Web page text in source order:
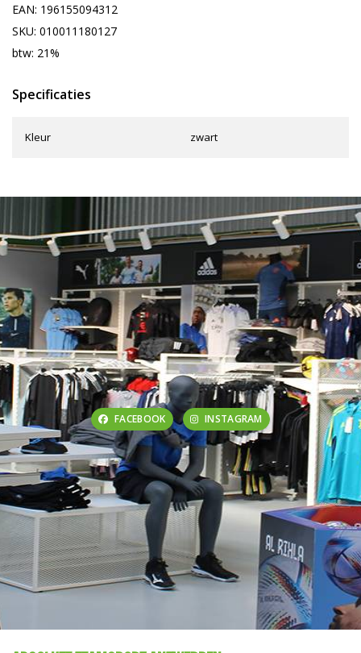
EAN: 196155094312
SKU: 010011180127
btw: 21%
Specificaties
Kleur zwart
FACEBOOK INSTAGRAM